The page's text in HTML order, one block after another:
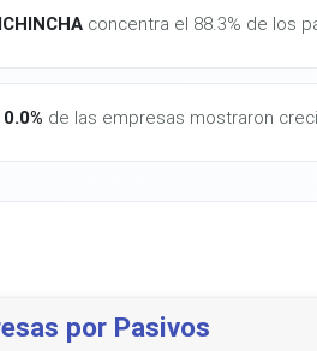
concentra el 88.3% de los
0.0% de las empresas mostraron
por Pasivos